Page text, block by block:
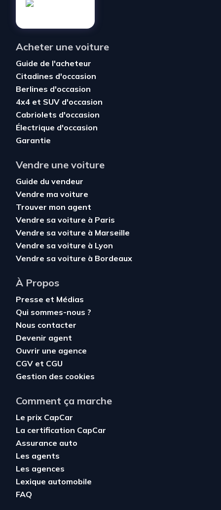
Acheter une voiture
Guide de l'acheteur
Citadines d'occasion
Berlines d'occasion
4x4 et SUV d'occasion
Cabriolets d'occasion
Électrique d'occasion
Garantie
Vendre une voiture
Guide du vendeur
Vendre ma voiture
Trouver mon agent
Vendre sa voiture à Paris
Vendre sa voiture à Marseille
Vendre sa voiture à Lyon
Vendre sa voiture à Bordeaux
À Propos
Presse et Médias
Qui sommes-nous ?
Nous contacter
Devenir agent
Ouvrir une agence
CGV et CGU
Gestion des cookies
Comment ça marche
Le prix CapCar
La certification CapCar
Assurance auto
Les agents
Les agences
Lexique automobile
FAQ